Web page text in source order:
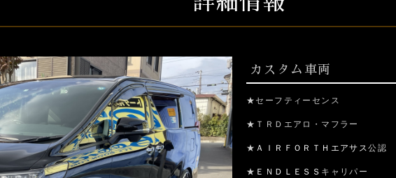
カスタム車両
★セーフティーセンス
★ＴＲＤエアロ・マフラー
★ ＡＩＲＦＯＲＴＨエアサス公認
★ ＥＮＤＬＥＳＳ キャリパー